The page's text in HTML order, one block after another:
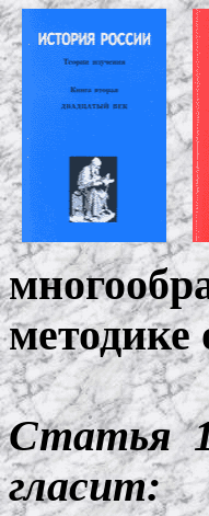
методике
Статья
гласит: